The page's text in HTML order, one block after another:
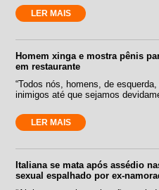
LER MAIS
Homem xinga e mostra pênis
em restaurante
“Todos nós, homens, de
inimigos até que sejamos
LER MAIS
Italiana se mata após assédio
sexual espalhado por ex-